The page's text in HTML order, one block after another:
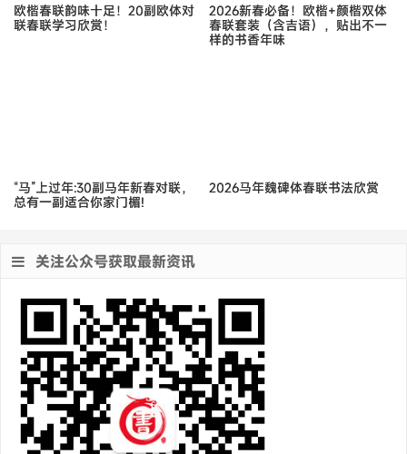
欧楷春联韵味十足！20副欧体对
联春联学习欣赏！
2026新春必备！欧楷+颜楷双体
春联套装（含吉语），贴出不一
样的书香年味
“马”上过年:30副马年新春对联，
总有一副适合你家门楣!
2026马年魏碑体春联书法欣赏
关注公众号获取最新资讯